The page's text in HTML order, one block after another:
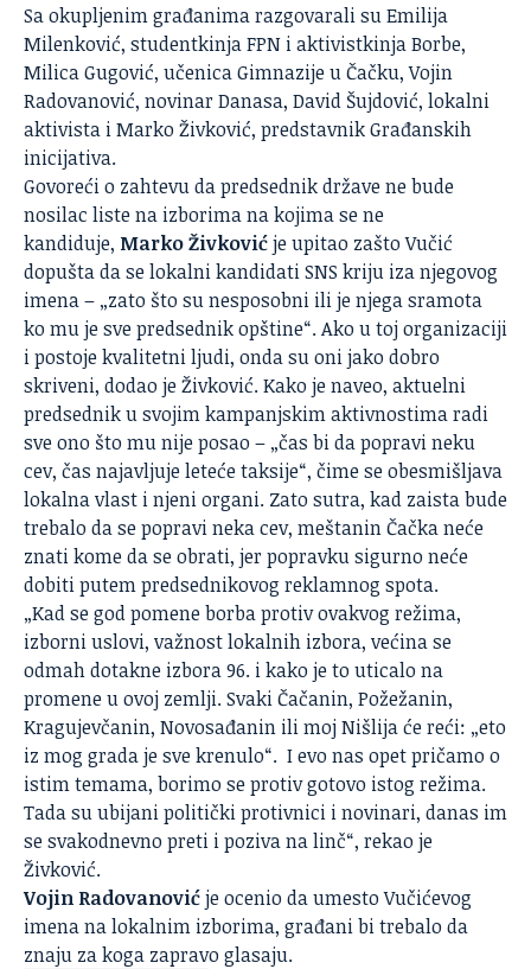
Sa okupljenim građanima razgovarali su Emilija
Milenković, studentkinja FPN i aktivistkinja Borbe,
Milica Gugović, učenica Gimnazije u Čačku, Vojin
Radovanović, novinar Danasa, David Šujdović, lokalni
aktivista i Marko Živković, predstavnik Građanskih
inicijativa.
Govoreći o zahtevu da predsednik države ne bude
nosilac liste na izborima na kojima se ne
kandiduje, Marko Živkovićje upitao zašto Vučić
dopušta da se lokalni kandidati SNS kriju iza njegovog
imena – „zato što su nesposobni ili je njega sramota
ko mu je sve predsednik opštine“. Ako u toj organizaciji
i postoje kvalitetni ljudi, onda su oni jako dobro
skriveni, dodao je Živković. Kako je naveo, aktuelni
predsednik u svojim kampanjskim aktivnostima radi
sve ono što mu nije posao – „čas bi da popravi neku
cev, čas najavljuje leteće taksije“, čime se obesmišljava
lokalna vlast i njeni organi. Zato sutra, kad zaista bude
trebalo da se popravi neka cev, meštanin Čačka neće
znati kome da se obrati, jer popravku sigurno neće
dobiti putem predsednikovog reklamnog spota.
„Kad se god pomene borba protiv ovakvog režima,
izborni uslovi, važnost lokalnih izbora, većina se
odmah dotakne izbora 96. i kako je to uticalo na
promene u ovoj zemlji. Svaki Čačanin, Požežanin,
Kragujevčanin, Novosađanin ili moj Nišlija će reći: „eto
iz mog grada je sve krenulo“. I evo nas opet pričamo o
istim temama, borimo se protiv gotovo istog režima.
Tada su ubijani politički protivnici i novinari, danas im
se svakodnevno preti i poziva na linč“, rekao je
Živković.
Vojin Radovanovićje ocenio da umesto Vučićevog
imena na lokalnim izborima, građani bi trebalo da
znaju za koga zapravo glasaju.